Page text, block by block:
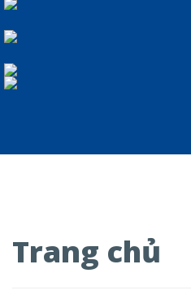
Trang chủ